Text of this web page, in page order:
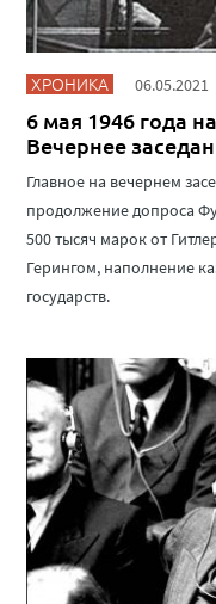
ХРОНИКА 06.05.2021
6 мая 1946 года
Вечернее
Главное на вечернем
продолжение допроса
500 тысяч марок от
Герингом, наполнение
государств.